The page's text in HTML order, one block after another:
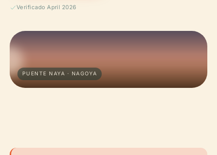
Verificado April 2026
PUENTE NAYA · NAGOYA